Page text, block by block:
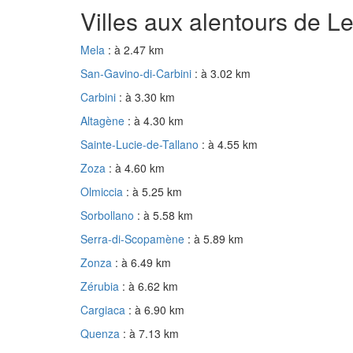
Villes aux alentours de
Mela : à 2.47 km
San-Gavino-di-Carbini : à 3.02 km
Carbini : à 3.30 km
Altagène : à 4.30 km
Sainte-Lucie-de-Tallano : à 4.55 km
Zoza : à 4.60 km
Olmiccia : à 5.25 km
Sorbollano : à 5.58 km
Serra-di-Scopamène : à 5.89 km
Zonza : à 6.49 km
Zérubia : à 6.62 km
Cargiaca : à 6.90 km
Quenza : à 7.13 km